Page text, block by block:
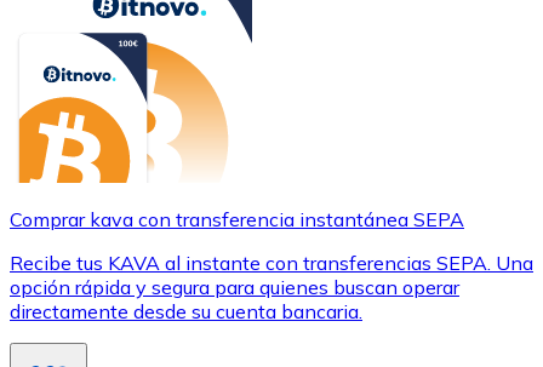
Comprar kava con transferencia instantánea SEPA
Recibe tus KAVA al instante con transferencias SEPA. Una
opción rápida y segura para quienes buscan operar
directamente desde su cuenta bancaria.